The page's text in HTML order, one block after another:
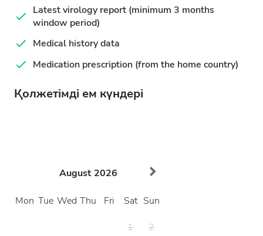
Latest virology report (minimum 3 months
window period)
Medical history data
Medication prescription (from the home country)
Қолжетімді ем күндері
August 2026
Mon Tue Wed Thu Fri Sat Sun
1
2